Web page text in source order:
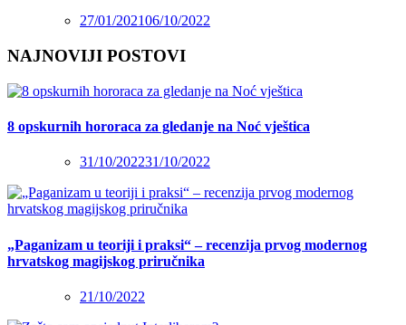
27/01/202106/10/2022
NAJNOVIJI POSTOVI
8 opskurnih hororaca za gledanje na Noć vještica
31/10/202231/10/2022
„Paganizam u teoriji i praksi“ – recenzija prvog modernog
hrvatskog magijskog priručnika
21/10/2022